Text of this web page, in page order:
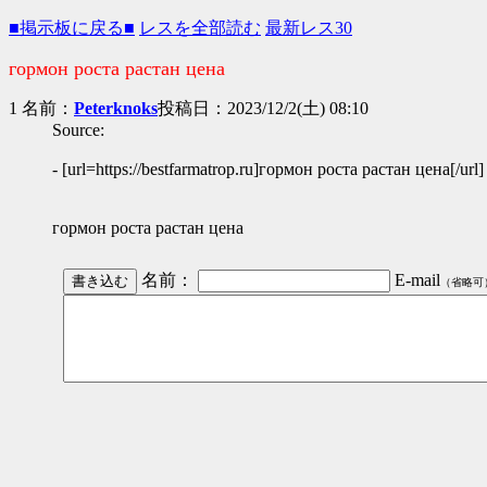
■掲示板に戻る■ レスを全部読む 最新レス30
гормон роста растан цена
1 名前： Peterknoks投稿日：2023/12/2(土) 08:10
Source:
- [url=https://bestfarmatrop.ru]гормон роста растан цена[/url]
гормон роста растан цена
名前： E-mail （省略可